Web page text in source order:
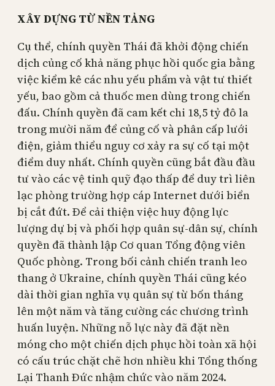
XÂY DỰNG TỪ NỀN TẢNG
Cụ thể, chính quyền Thái đã khởi động chiến
dịch củng cố khả năng phục hồi quốc gia bằng
việc kiểm kê các nhu yếu phẩm và vật tư thiết
yếu, bao gồm cả thuốc men dùng trong chiến
đấu. Chính quyền đã cam kết chi 18,5 tỷ đô la
trong mười năm để củng cố và phân cấp lưới
điện, giảm thiểu nguy cơ xảy ra sự cố tại một
điểm duy nhất. Chính quyền cũng bắt đầu đầu
tư vào các vệ tinh quỹ đạo thấp để duy trì liên
lạc phòng trường hợp cáp Internet dưới biển
bị cắt đứt. Để cải thiện việc huy động lực
lượng dự bị và phối hợp quân sự-dân sự, chính
quyền đã thành lập Cơ quan Tổng động viên
Quốc phòng. Trong bối cảnh chiến tranh leo
thang ở Ukraine, chính quyền Thái cũng kéo
dài thời gian nghĩa vụ quân sự từ bốn tháng
lên một năm và tăng cường các chương trình
huấn luyện. Những nỗ lực này đã đặt nền
móng cho một chiến dịch phục hồi toàn xã hội
có cấu trúc chặt chẽ hơn nhiều khi Tổng thống
Lại Thanh Đức nhậm chức vào năm 2024.